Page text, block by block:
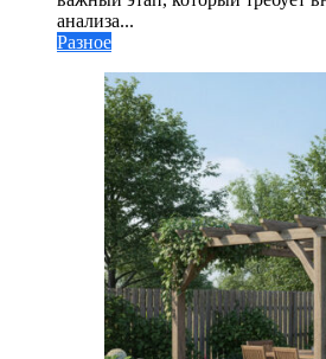
анализа...
Разное